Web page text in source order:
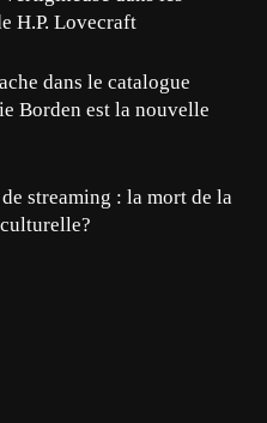
H.P. Lovecraft
dans le catalogue
Borden est la nouvelle
streaming : la mort de la